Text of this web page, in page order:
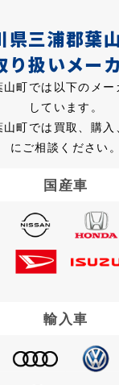
県三浦郡葉
り扱いメー
町では以下のメ
しています。
町では買取、購
にご相談ください。
国産車
輸入車